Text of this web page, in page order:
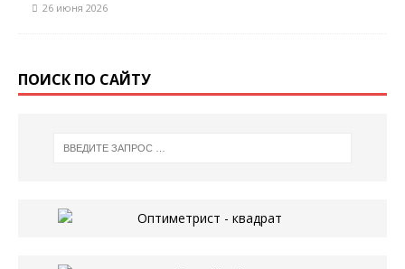
26 июня 2026
ПОИСК ПО САЙТУ